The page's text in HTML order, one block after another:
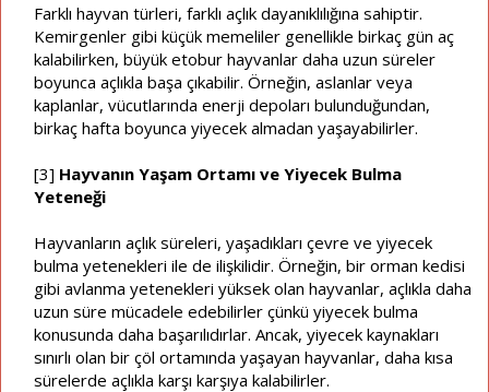
Farklı hayvan türleri, farklı açlık dayanıklılığına sahiptir.
Kemirgenler gibi küçük memeliler genellikle birkaç gün aç
kalabilirken, büyük etobur hayvanlar daha uzun süreler
boyunca açlıkla başa çıkabilir. Örneğin, aslanlar veya
kaplanlar, vücutlarında enerji depoları bulunduğundan,
birkaç hafta boyunca yiyecek almadan yaşayabilirler.
[3] Hayvanın Yaşam Ortamı ve Yiyecek Bulma
Yeteneği
Hayvanların açlık süreleri, yaşadıkları çevre ve yiyecek
bulma yetenekleri ile de ilişkilidir. Örneğin, bir orman kedisi
gibi avlanma yetenekleri yüksek olan hayvanlar, açlıkla daha
uzun süre mücadele edebilirler çünkü yiyecek bulma
konusunda daha başarılıdırlar. Ancak, yiyecek kaynakları
sınırlı olan bir çöl ortamında yaşayan hayvanlar, daha kısa
sürelerde açlıkla karşı karşıya kalabilirler.